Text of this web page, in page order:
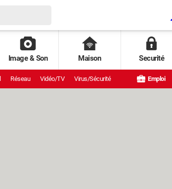
Image & Son Maison Securité
Réseau Vidéo/TV Virus/Sécurité Emploi